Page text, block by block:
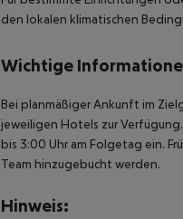
den lokalen klimatischen
Wichtige
Bei planmäßiger Ankunft im
jeweiligen Hotels zur
bis 3:00 Uhr am Folgetag ein.
Team hinzugebucht werden.
Hinweis: